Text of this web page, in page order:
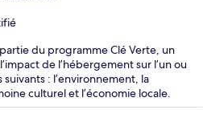
du programme Clé Verte, un
de l’hébergement sur l’un ou
: l’environnement, la
culturel et l’économie locale.